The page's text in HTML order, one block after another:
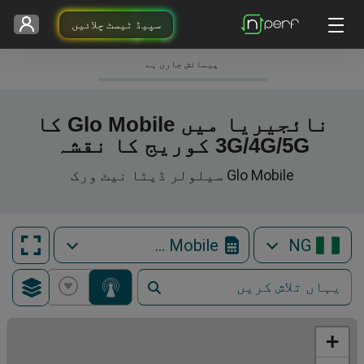
سپیڈ ٹیسٹ چلائیں
پیمائش جاری ہے
نائجیریا میں Glo Mobile کا
3G/4G/5G کوریج کا نقشہ
Glo Mobile سیلولر ڈیٹا نیٹ ورک
NG
Glo Mobile
+